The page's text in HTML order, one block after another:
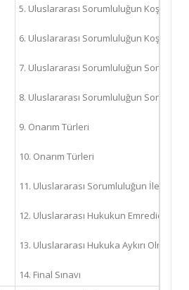
5. Uluslararası Sorumluluğun Koşulları
6. Uluslararası Sorumluluğun Koşulları
7. Uluslararası Sorumluluğun
8. Uluslararası Sorumluluğun
9. Onarım Türleri
10. Onarım Türleri
11. Uluslararası Sorumluluğun İleri
12. Uluslararası Hukukun Emredici
13. Uluslararası Hukuka Aykırı
14. Final Sınavı